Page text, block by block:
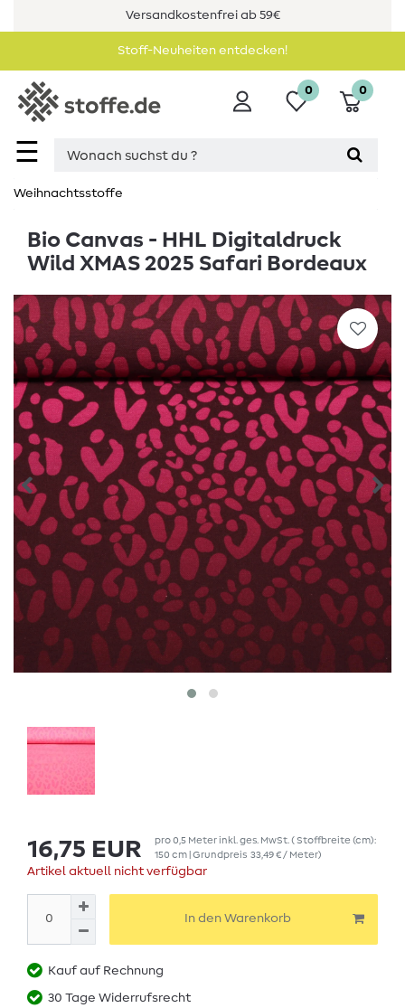
Versandkostenfrei ab 59€
Stoff-Neuheiten entdecken!
☰
0 0
Weihnachtsstoffe
Bio Canvas - HHL Digitaldruck
Wild XMAS 2025 Safari Bordeaux
16,75 EUR pro0,5 Meterinkl. ges. MwSt. ( Stoffbreite (cm):
150 cm | Grundpreis 33,49 € / Meter)
Artikel aktuell nicht verfügbar
In den Warenkorb
Kauf auf Rechnung
30 Tage Widerrufsrecht